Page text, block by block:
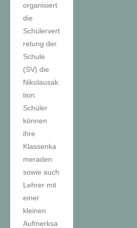
organisiert
die
Schülervert
retung der
Schule
(SV) die
Nikolausak
tion.
Schüler
können
ihre
Klassenka
meraden
sowie auch
Lehrer mit
einer
kleinen
Aufmerksa